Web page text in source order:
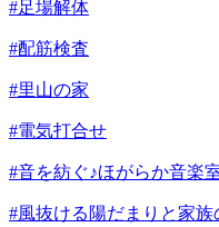
#足場解体
#配筋検査
#里山の家
#電気打合せ
#音を紡ぐ♪ほがらか音楽
#風抜ける陽だまりと家族